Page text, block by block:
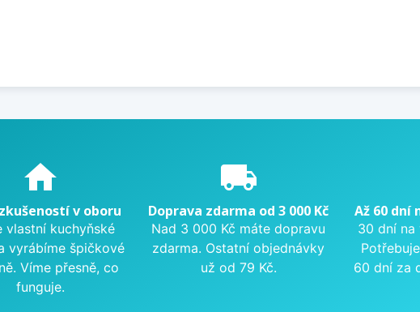
home
v oboru
vlastní kuchyňské
vyrábíme špičkové
Víme přesně, co
funguje.
local_shipping
Doprava zdarma od 3 000 Kč
Nad 3 000 Kč máte dopravu
zdarma. Ostatní objednávky
už od 79 Kč.
Až 60 dní
30 dní na
60 dní za